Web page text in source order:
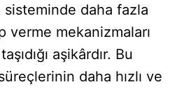
daha fazla
verme mekanizmaları
aşikârdır. Bu
daha hızlı ve